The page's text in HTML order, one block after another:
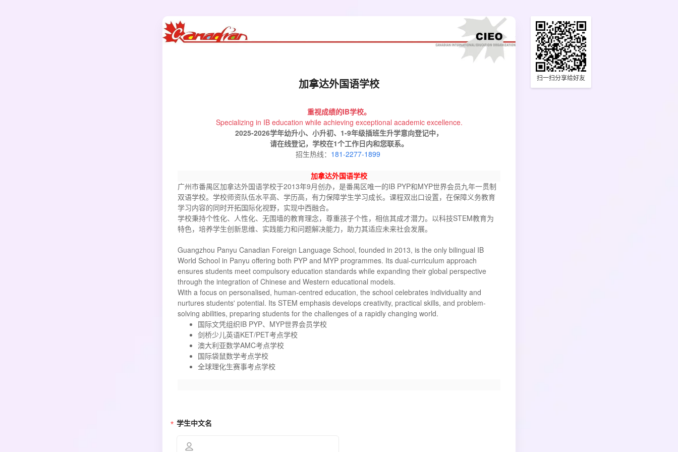
加拿达外国语学校
重视成绩的IB学校。
Specializing in IB education while achieving exceptional academic excellence.
2025-2026学年幼升小、小升初、1-9年级插班生升学意向登记中，
请在线登记，学校在1个工作日内和您联系。
招生热线： 181-2277-1899
加拿达外国语学校
广州市番禺区加拿达外国语学校于2013年9月创办，是番禺区唯一的IB PYP和MYP世界会员九年一贯制
双语学校。学校师资队伍水平高、学历高，有力保障学生学习成长。课程双出口设置，在保障义务教育
学习内容的同时开拓国际化视野，实现中西融合。
学校秉持个性化、人性化、无围墙的教育理念，尊重孩子个性，相信其成才潜力。以科技STEM教育为
特色，培养学生创新思维、实践能力和问题解决能力，助力其适应未来社会发展。
Guangzhou Panyu Canadian Foreign Language School, founded in 2013, is the only bilingual IB
World School in Panyu offering both PYP and MYP programmes. Its dual-curriculum approach
ensures students meet compulsory education standards while expanding their global perspective
through the integration of Chinese and Western educational models.
With a focus on personalised, human-centred education, the school celebrates individuality and
nurtures students' potential. Its STEM emphasis develops creativity, practical skills, and problem-
solving abilities, preparing students for the challenges of a rapidly changing world.
国际文凭组织IB PYP、MYP世界会员学校
剑桥少儿英语KET/PET考点学校
澳大利亚数学AMC考点学校
国际袋鼠数学考点学校
全球理化生赛事考点学校
学生中文名
扫一扫分享给好友